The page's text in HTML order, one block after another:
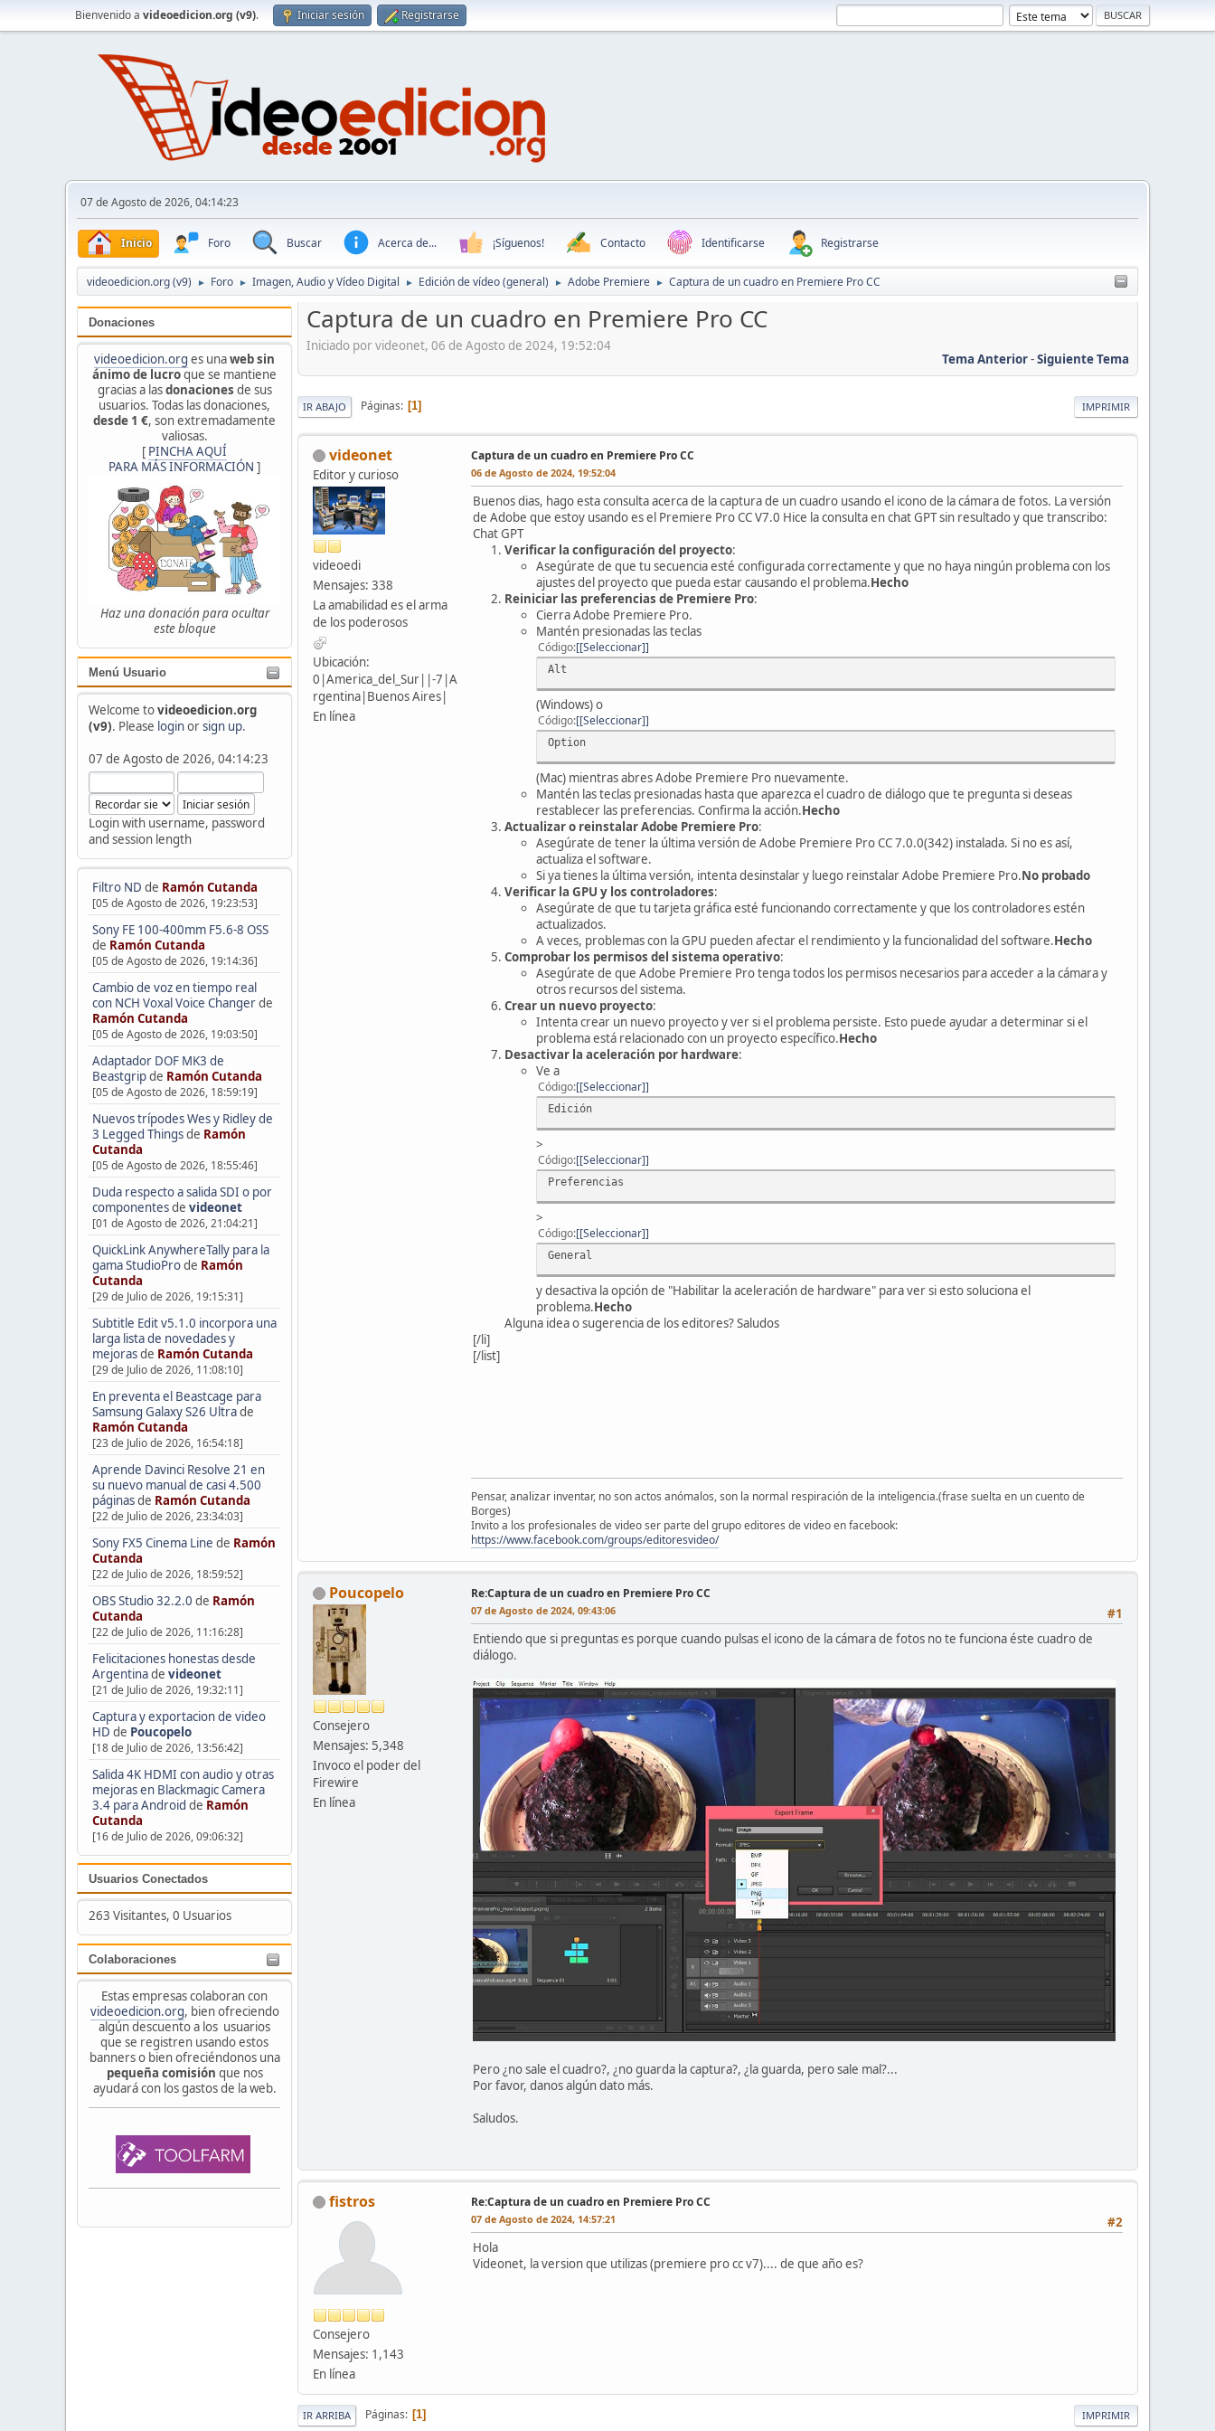
Bienvenido a videoedicion.org (v9). Iniciar sesión Registrarse
07 de Agosto de 2026, 04:14:23
Inicio Foro Buscar Acerca de... ¡Síguenos! Contacto Identificarse Registrarse
videoedicion.org (v9) ► Foro ► Imagen, Audio y Vídeo Digital ► Edición de vídeo (general) ► Adobe Premiere ► Captura de un cuadro en Premiere Pro CC
Donaciones
videoedicion.org es unaweb sin
ánimo de lucroque se mantiene
gracias a lasdonaciones de sus
usuarios. Todas las donaciones,
desde 1 €, son extremadamente
valiosas.
[ PINCHA AQUÍ
PARA MÁS INFORMACIÓN ]
Haz una donación para ocultar
este bloque
Menú Usuario
Welcome tovideoedicion.org
(v9). Please loginorsign up.
07 de Agosto de 2026, 04:14:23
Login with username, password
and session length
Filtro ND de Ramón Cutanda
[05 de Agosto de 2026, 19:23:53]
Sony FE 100-400mm F5.6-8 OSS
de Ramón Cutanda
[05 de Agosto de 2026, 19:14:36]
Cambio de voz en tiempo real
con NCH Voxal Voice Changerde
Ramón Cutanda
[05 de Agosto de 2026, 19:03:50]
Adaptador DOF MK3 de
Beastgripde Ramón Cutanda
[05 de Agosto de 2026, 18:59:19]
Nuevos trípodes Wes y Ridley de
3 Legged Thingsde Ramón
Cutanda
[05 de Agosto de 2026, 18:55:46]
Duda respecto a salida SDI o por
componentesde videonet
[01 de Agosto de 2026, 21:04:21]
QuickLink AnywhereTally para la
gama StudioProde Ramón
Cutanda
[29 de Julio de 2026, 19:15:31]
Subtitle Edit v5.1.0 incorpora una
larga lista de novedades y
mejorasde Ramón Cutanda
[29 de Julio de 2026, 11:08:10]
En preventa el Beastcage para
Samsung Galaxy S26 Ultrade
Ramón Cutanda
[23 de Julio de 2026, 16:54:18]
Aprende Davinci Resolve 21 en
su nuevo manual de casi 4.500
páginasde Ramón Cutanda
[22 de Julio de 2026, 23:34:03]
Sony FX5 Cinema Line de Ramón
Cutanda
[22 de Julio de 2026, 18:59:52]
OBS Studio 32.2.0 de Ramón
Cutanda
[22 de Julio de 2026, 11:16:28]
Felicitaciones honestas desde
Argentinade videonet
[21 de Julio de 2026, 19:32:11]
Captura y exportacion de video
HD de Poucopelo
[18 de Julio de 2026, 13:56:42]
Salida 4K HDMI con audio y otras
mejoras en Blackmagic Camera
3.4 para Android de Ramón
Cutanda
[16 de Julio de 2026, 09:06:32]
Usuarios Conectados
263 Visitantes, 0 Usuarios
Colaboraciones
Estas empresas colaboran con
videoedicion.org, bien ofreciendo
algún descuento a los usuarios
que se registren usando estos
banners o bien ofreciéndonos una
pequeña comisión que nos
ayudará con los gastos de la web.
Captura de un cuadro en Premiere Pro CC
Iniciado por videonet, 06 de Agosto de 2024, 19:52:04
Tema Anterior-Siguiente Tema
IMPRIMIR
IR ABAJO Páginas 1
videonet
Editor y curioso
videoedi
Mensajes: 338
La amabilidad es el arma
de los poderosos
Ubicación:
0|America_del_Sur||-7|A
rgentina|Buenos Aires|
En línea
Captura de un cuadro en Premiere Pro CC
06 de Agosto de 2024, 19:52:04
Buenos dias, hago esta consulta acerca de la captura de un cuadro usando el icono de la cámara de fotos. La versión
de Adobe que estoy usando es el Premiere Pro CC V7.0 Hice la consulta en chat GPT sin resultado y que transcribo:
Chat GPT
Verificar la configuración del proyecto:
Asegúrate de que tu secuencia esté configurada correctamente y que no haya ningún problema con los
ajustes del proyecto que pueda estar causando el problema.Hecho
Reiniciar las preferencias de Premiere Pro:
Cierra Adobe Premiere Pro.
Mantén presionadas las teclas
Código [Seleccionar]
Alt
(Windows) o
Código [Seleccionar]
Option
(Mac) mientras abres Adobe Premiere Pro nuevamente.
Mantén las teclas presionadas hasta que aparezca el cuadro de diálogo que te pregunta si deseas
restablecer las preferencias. Confirma la acción.Hecho
Actualizar o reinstalar Adobe Premiere Pro:
Asegúrate de tener la última versión de Adobe Premiere Pro CC 7.0.0(342) instalada. Si no es así,
actualiza el software.
Si ya tienes la última versión, intenta desinstalar y luego reinstalar Adobe Premiere Pro.No probado
Verificar la GPU y los controladores:
Asegúrate de que tu tarjeta gráfica esté funcionando correctamente y que los controladores estén
actualizados.
A veces, problemas con la GPU pueden afectar el rendimiento y la funcionalidad del software.Hecho
Comprobar los permisos del sistema operativo:
Asegúrate de que Adobe Premiere Pro tenga todos los permisos necesarios para acceder a la cámara y
otros recursos del sistema.
Crear un nuevo proyecto:
Intenta crear un nuevo proyecto y ver si el problema persiste. Esto puede ayudar a determinar si el
problema está relacionado con un proyecto específico.Hecho
Desactivar la aceleración por hardware:
Ve a
Código [Seleccionar]
Edición
>
Código [Seleccionar]
Preferencias
>
Código [Seleccionar]
General
y desactiva la opción de "Habilitar la aceleración de hardware" para ver si esto soluciona el
problema.Hecho
Alguna idea o sugerencia de los editores? Saludos
[/li]
[/list]
Pensar, analizar inventar, no son actos anómalos, son la normal respiración de la inteligencia.(frase suelta en un cuento de
Borges)
Invito a los profesionales de video ser parte del grupo editores de video en facebook:
https://www.facebook.com/groups/editoresvideo/
Poucopelo
Consejero
Mensajes: 5,348
Invoco el poder del
Firewire
En línea
Re:Captura de un cuadro en Premiere Pro CC
#1
07 de Agosto de 2024, 09:43:06
Entiendo que si preguntas es porque cuando pulsas el icono de la cámara de fotos no te funciona éste cuadro de
diálogo.
Pero ¿no sale el cuadro?, ¿no guarda la captura?, ¿la guarda, pero sale mal?...
Por favor, danos algún dato más.
Saludos.
fistros
Consejero
Mensajes: 1,143
En línea
Re:Captura de un cuadro en Premiere Pro CC
#2
07 de Agosto de 2024, 14:57:21
Hola
Videonet, la version que utilizas (premiere pro cc v7).... de que año es?
IMPRIMIR
IR ARRIBA Páginas 1